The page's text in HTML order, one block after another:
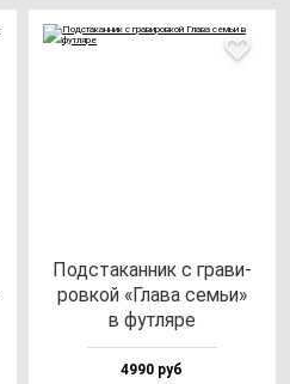
Под­ста­кан­ник с гра­ви­
ров­кой «Гла­ва семьи»
в фут­ля­ре
4990 руб